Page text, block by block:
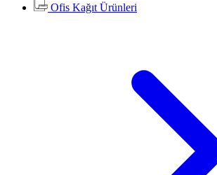
Ofis Kağıt Ürünleri